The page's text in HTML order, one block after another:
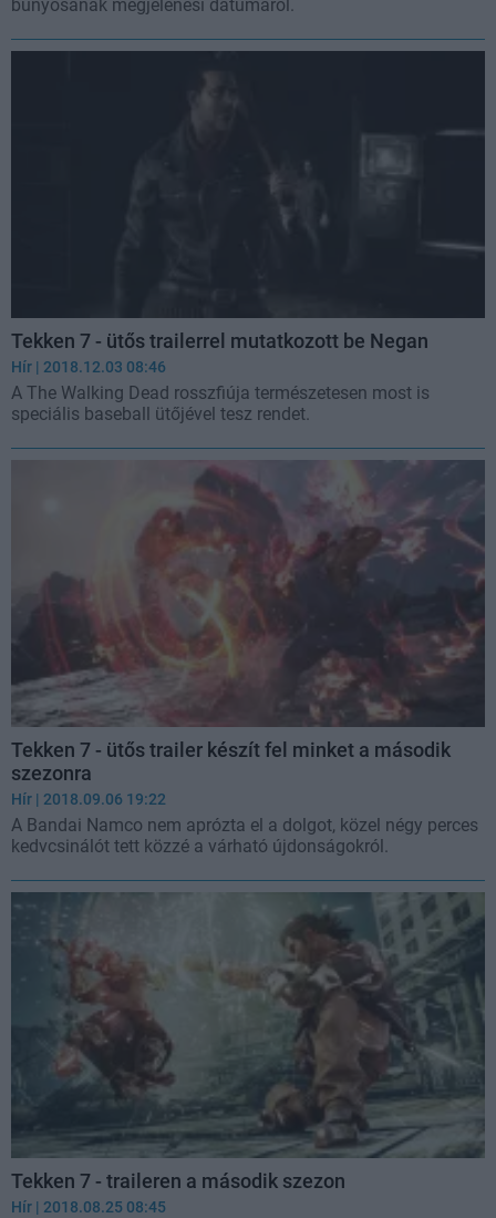
bunyósának megjelenési dátumáról.
Tekken 7 - ütős trailerrel mutatkozott be Negan
Hír | 2018.12.03 08:46
A The Walking Dead rosszfiúja természetesen most is
speciális baseball ütőjével tesz rendet.
Tekken 7 - ütős trailer készít fel minket a második
szezonra
Hír | 2018.09.06 19:22
A Bandai Namco nem aprózta el a dolgot, közel négy perces
kedvcsinálót tett közzé a várható újdonságokról.
Tekken 7 - traileren a második szezon
Hír | 2018.08.25 08:45